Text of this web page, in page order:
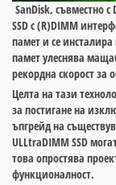
SanDisk, съвместно с
SSD с (R)DIMM
памет и се
памет улеснява
рекордна скорост за
Целта на тази
за постигане на
ъпгрейд на
ULLtraDIMM SSD
това опростява
функционалност.